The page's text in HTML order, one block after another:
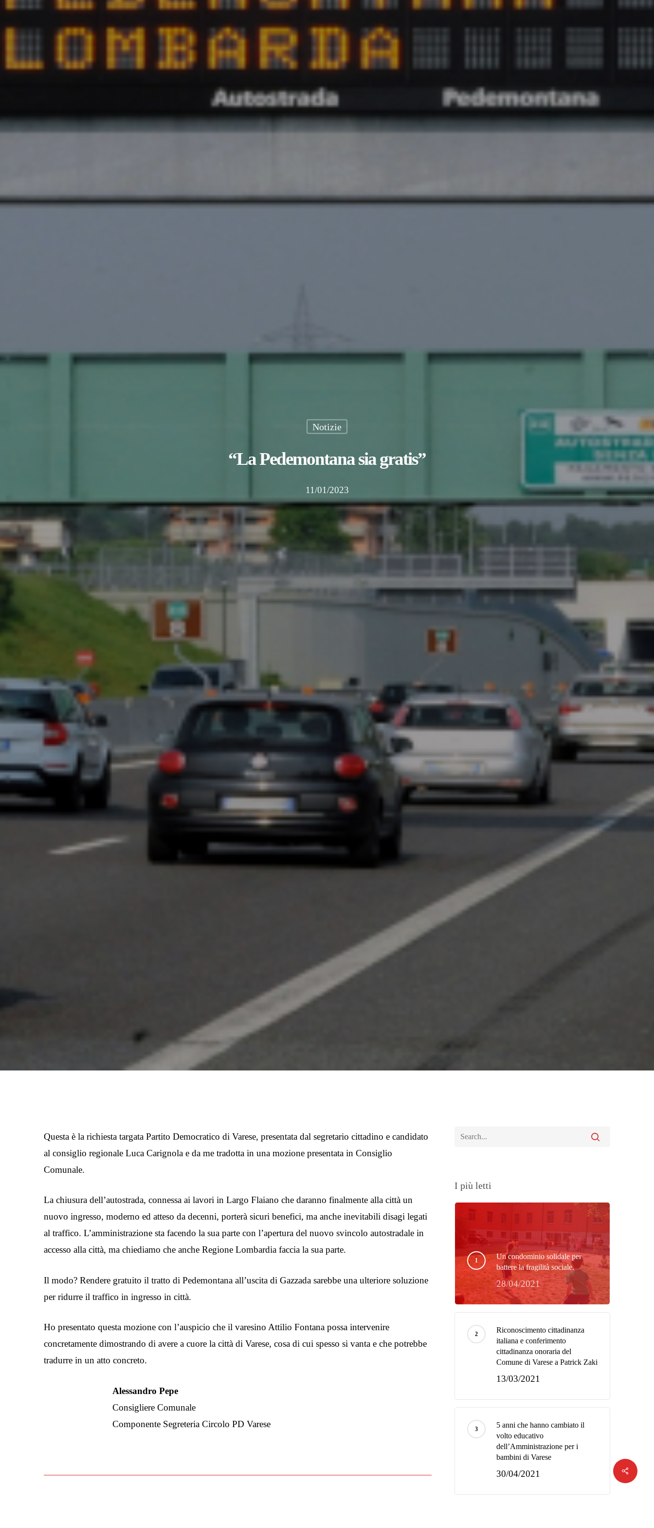
Notizie
“La Pedemontana sia gratis”
11/01/2023
Questa è la richiesta targata Partito Democratico di Varese, presentata dal segretario cittadino e candidato
al consiglio regionale Luca Carignola e da me tradotta in una mozione presentata in Consiglio
Comunale.
La chiusura dell’autostrada, connessa ai lavori in Largo Flaiano che daranno finalmente alla città un
nuovo ingresso, moderno ed atteso da decenni, porterà sicuri benefici, ma anche inevitabili disagi legati
al traffico. L’amministrazione sta facendo la sua parte con l’apertura del nuovo svincolo autostradale in
accesso alla città, ma chiediamo che anche Regione Lombardia faccia la sua parte.
Il modo? Rendere gratuito il tratto di Pedemontana all’uscita di Gazzada sarebbe una ulteriore soluzione
per ridurre il traffico in ingresso in città.
Ho presentato questa mozione con l’auspicio che il varesino Attilio Fontana possa intervenire
concretamente dimostrando di avere a cuore la città di Varese, cosa di cui spesso si vanta e che potrebbe
tradurre in un atto concreto.
Alessandro Pepe
Consigliere Comunale
Componente Segreteria Circolo PD Varese
I più letti
Un condominio solidale per
battere la fragilità sociale.
28/04/2021
Riconoscimento cittadinanza
italiana e conferimento
cittadinanza onoraria del
Comune di Varese a Patrick Zaki
13/03/2021
5 anni che hanno cambiato il
volto educativo
dell’Amministrazione per i
bambini di Varese
30/04/2021 Share